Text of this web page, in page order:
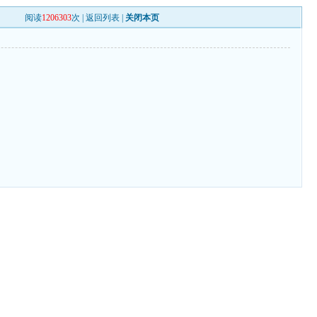
阅读1206303次 |返回列表 关闭本页